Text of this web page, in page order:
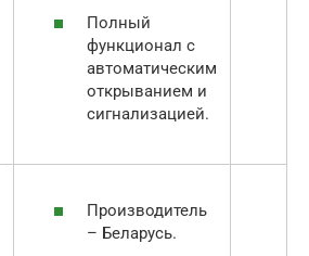
Полный
функционал с
автоматическим
открыванием и
сигнализацией.
Производитель
– Беларусь.